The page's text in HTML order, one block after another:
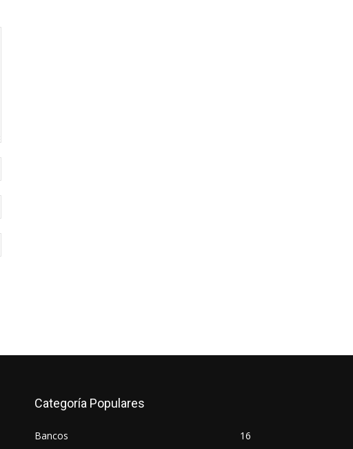
electrónico:*
web:
Categoría Populares
Bancos 16